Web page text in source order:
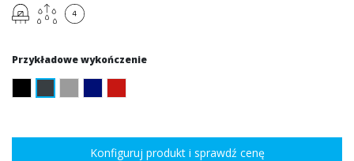
Przykładowe wykończenie
Konfiguruj produkt i sprawdź cenę